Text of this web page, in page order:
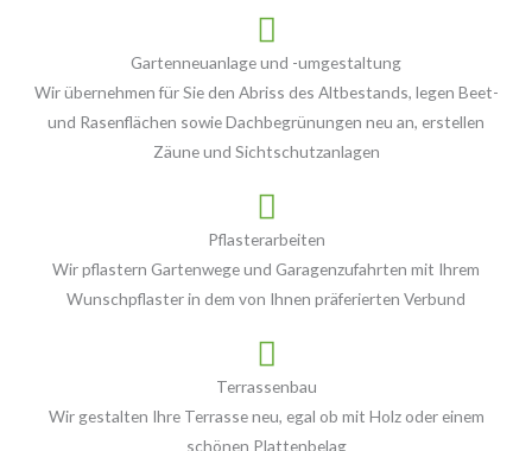
Gartenneuanlage und -umgestaltung
Wir übernehmen für Sie den Abriss des Altbestands, legen Beet-
und Rasenflächen sowie Dachbegrünungen neu an, erstellen
Zäune und Sichtschutzanlagen
Pflasterarbeiten
Wir pflastern Gartenwege und Garagenzufahrten mit Ihrem
Wunschpflaster in dem von Ihnen präferierten Verbund
Terrassenbau
Wir gestalten Ihre Terrasse neu, egal ob mit Holz oder einem
schönen Plattenbelag